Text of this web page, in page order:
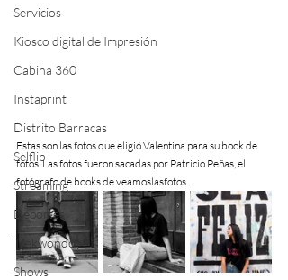
Servicios
Kiosco digital de Impresión
Cabina 360
Instaprint
Distrito Barracas
Selflip
Streaming
Deportes
Taekwondo
Shows
Estas son las fotos que eligió Valentina para su book de
fotos. Las fotos fueron sacadas por Patricio Peñas, el
fotógrafo de books de veamoslasfotos.